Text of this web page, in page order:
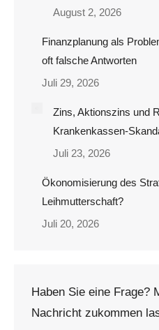
August 2, 2026
Finanzplanung als
oft falsche Antworten
Juli 29, 2026
Zins, Aktionszins und
Krankenkassen-
Juli 23, 2026
Ökonomisierung des
Leihmutterschaft?
Juli 20, 2026
Haben Sie eine Frage?
Nachricht zukommen